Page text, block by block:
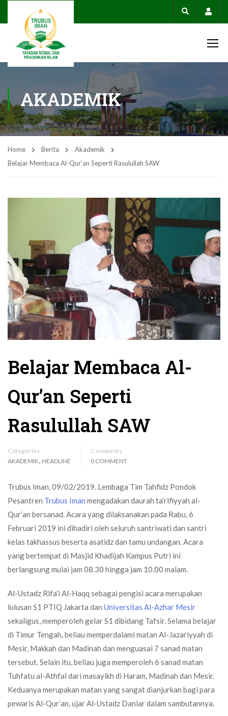
AKADEMIK
Home Berita
Akademik
Belajar Membaca Al-Qur’an Seperti Rasulullah SAW
Belajar Membaca Al-
Qur’an Seperti
Rasulullah SAW
Categories
AKADEMIK, HEADLINE
Comments
0 COMMENT
Trubus Iman, 09/02/2019. Lembaga Tim Tahfidz Pondok
Pesantren Trubus Iman mengadakan daurah ta’rifiyyah al-
Qur’an bersanad. Acara yang dilaksanakan pada Rabu, 6
Februari 2019 ini dihadiri oleh seluruh santriwati dan santri
kelas takhassus beserta asatidz dan tamu undangan. Acara
yang bertempat di Masjid Khadijah Kampus Putri ini
berlangsung mulai jam 08.30 hingga jam 10.00 malam.
Al-Ustadz Rifa’i Al-Haqq sebagai pengisi acara merupakan
lulusan S1 PTIQ Jakarta dan Universitas Al-Azhar Mesir
sekaligus, memperoleh gelar S1 dibidang Tafsir. Selama belajar
di Timur Tengah, beliau memperdalami matan Al-Jazariyyah di
Mesir, Makkah dan Madinah dan menguasai 7 sanad matan
tersebut. Selain itu, beliau juga memperoleh 6 sanad matan
Tuhfatu al-Athfal dari masayikh di Haram, Madinah dan Mesir.
Keduanya merupakan matan yang sangat dianjurkan bagi para
pewaris Al-Qur’an, ujar Al-Ustadz Daniar dalam sambutannya.